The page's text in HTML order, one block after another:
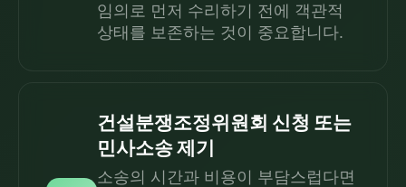
임의로 먼저 수리하기 전에 객관적
상태를 보존하는 것이 중요합니다.
건설분쟁조정위원회 신청 또는
민사소송 제기
소송의 시간과 비용이 부담스럽다면